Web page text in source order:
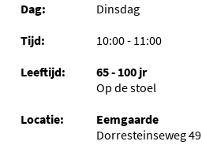
Dinsdag
10:00 - 11:00
65 - 100 jr
Op de stoel
Eemgaarde
Dorresteinseweg 49